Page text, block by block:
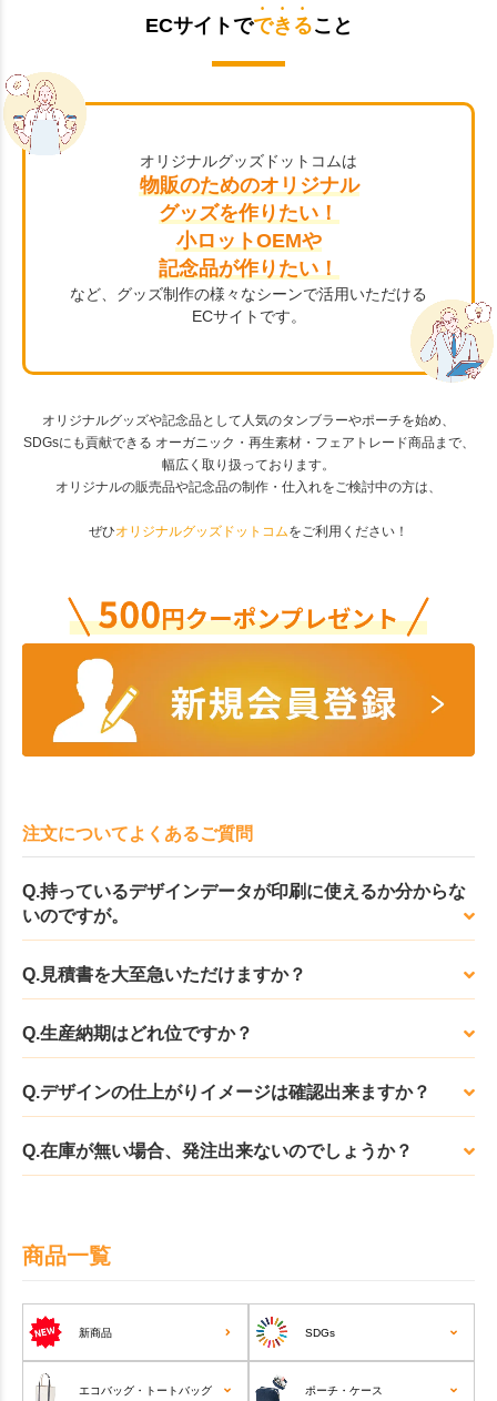
ECサイトでできること
オリジナルグッズドットコムは
物販のためのオリジナル
グッズを作りたい！
小ロットOEMや
記念品が作りたい！
など、グッズ制作の様々なシーンで活用いただける
ECサイトです。
オリジナルグッズや記念品として人気のタンブラーやポーチを始め、
SDGsにも貢献できる オーガニック・再生素材・フェアトレード商品まで、
幅広く取り扱っております。
オリジナルの販売品や記念品の制作・仕入れをご検討中の方は、
ぜひオリジナルグッズドットコムをご利用ください！
注文についてよくあるご質問
Q.持っているデザインデータが印刷に使えるか分からな
いのですが。
Q.見積書を大至急いただけますか？
Q.生産納期はどれ位ですか？
Q.デザインの仕上がりイメージは確認出来ますか？
Q.在庫が無い場合、発注出来ないのでしょうか？
商品一覧
新商品 SDGs
エコバッグ・トートバッグ ポーチ・ケース